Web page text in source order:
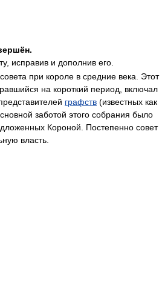
исправив и дополнив его.
при короле в средние века. Этот
на короткий период, включал
графств (известных как
заботой этого собрания было
Короной. Постепенно совет
власть.